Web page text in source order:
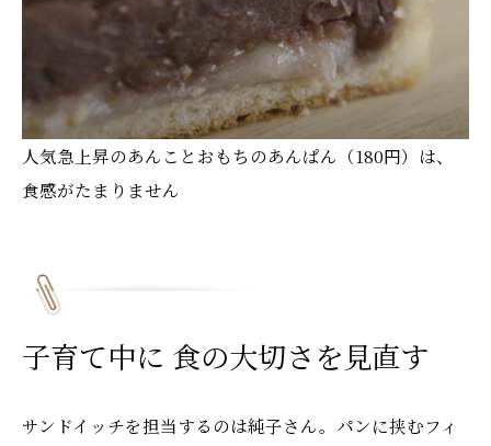
人気急上昇のあんことおもちのあんぱん（180円）は、
食感がたまりません
子育て中に 食の大切さを見直す
サンドイッチを担当するのは純子さん。パンに挟むフィ